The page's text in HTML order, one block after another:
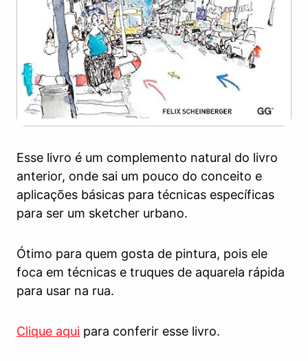
Esse livro é um complemento natural do livro
anterior, onde sai um pouco do conceito e
aplicações básicas para técnicas específicas
para ser um sketcher urbano.
Ótimo para quem gosta de pintura, pois ele
foca em técnicas e truques de aquarela rápida
para usar na rua.
Clique aqui para conferir esse livro.